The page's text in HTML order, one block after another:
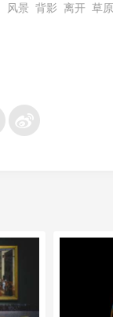
风景 背影 离开 草原